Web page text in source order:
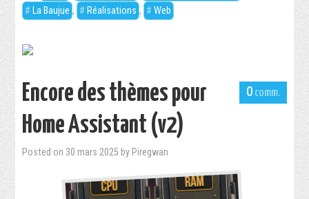
La Baujue , Réalisations , Web
0
Encore des thèmes pour
Home Assistant (v2)
Posted on 30 mars 2025 by Piregwan